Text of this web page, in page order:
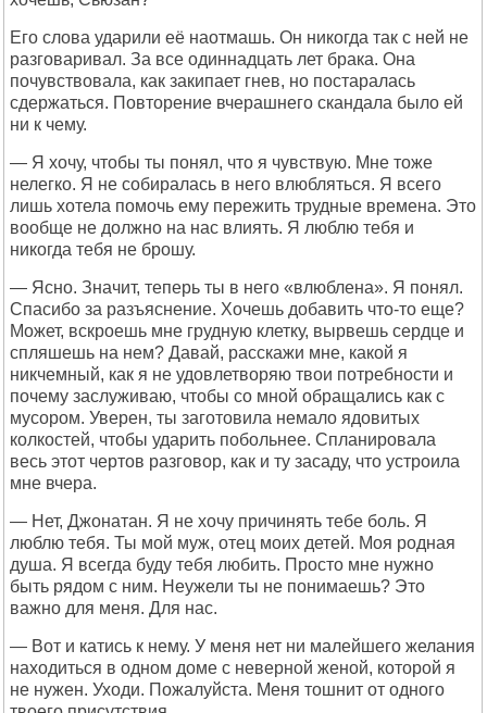
Его слова ударили её наотмашь. Он никогда так с ней не
разговаривал. За все одиннадцать лет брака. Она
почувствовала, как закипает гнев, но постаралась
сдержаться. Повторение вчерашнего скандала было ей
ни к чему.
— Я хочу, чтобы ты понял, что я чувствую. Мне тоже
нелегко. Я не собиралась в него влюбляться. Я всего
лишь хотела помочь ему пережить трудные времена. Это
вообще не должно на нас влиять. Я люблю тебя и
никогда тебя не брошу.
— Ясно. Значит, теперь ты в него «влюблена». Я понял.
Спасибо за разъяснение. Хочешь добавить что-то еще?
Может, вскроешь мне грудную клетку, вырвешь сердце и
спляшешь на нем? Давай, расскажи мне, какой я
никчемный, как я не удовлетворяю твои потребности и
почему заслуживаю, чтобы со мной обращались как с
мусором. Уверен, ты заготовила немало ядовитых
колкостей, чтобы ударить побольнее. Спланировала
весь этот чертов разговор, как и ту засаду, что устроила
мне вчера.
— Нет, Джонатан. Я не хочу причинять тебе боль. Я
люблю тебя. Ты мой муж, отец моих детей. Моя родная
душа. Я всегда буду тебя любить. Просто мне нужно
быть рядом с ним. Неужели ты не понимаешь? Это
важно для меня. Для нас.
— Вот и катись к нему. У меня нет ни малейшего желания
находиться в одном доме с неверной женой, которой я
не нужен. Уходи. Пожалуйста. Меня тошнит от одного